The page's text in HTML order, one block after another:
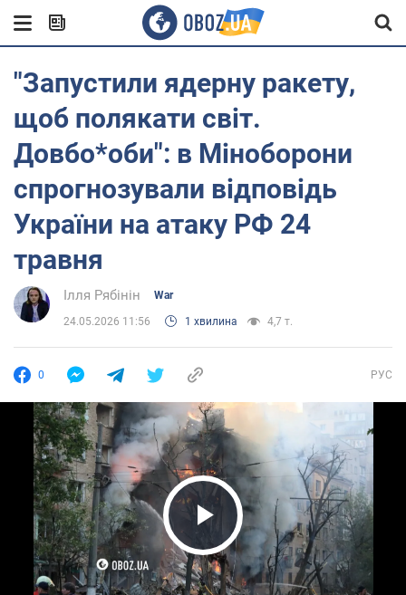
"Запустили ядерну ракету,
щоб полякати світ.
Довбо*оби": в Міноборони
спрогнозували відповідь
України на атаку РФ 24
травня
Ілля Рябінін War
24.05.2026 11:56 1 хвилина 4,7 т.
0 РУС
Play Video